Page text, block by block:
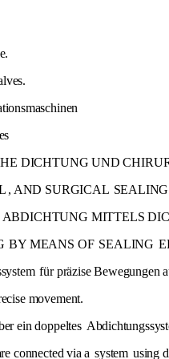
DICHTUNG UND
, AND SURGICAL SEALING
MITTELS
BY MEANS OF SEALING
für präzise Bewegungen
movement.
ein doppeltes
connected via a system using